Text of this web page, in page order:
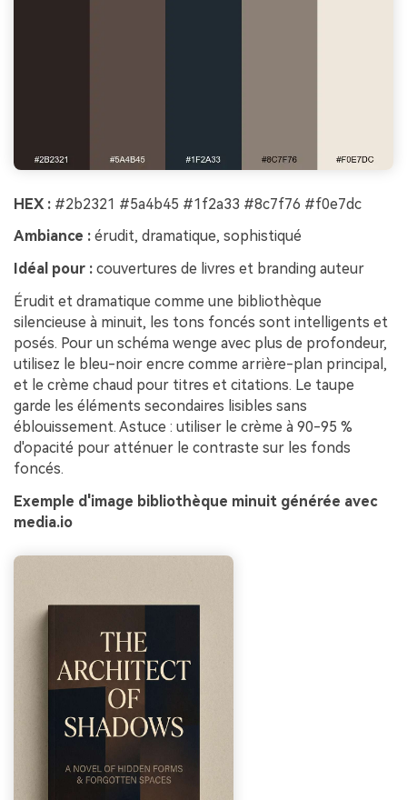
HEX : #2b2321 #5a4b45 #1f2a33 #8c7f76 #f0e7dc
Ambiance : érudit, dramatique, sophistiqué
Idéal pour : couvertures de livres et branding auteur
Érudit et dramatique comme une bibliothèque
silencieuse à minuit, les tons foncés sont intelligents et
posés. Pour un schéma wenge avec plus de profondeur,
utilisez le bleu-noir encre comme arrière-plan principal,
et le crème chaud pour titres et citations. Le taupe
garde les éléments secondaires lisibles sans
éblouissement. Astuce : utiliser le crème à 90-95 %
d'opacité pour atténuer le contraste sur les fonds
foncés.
Exemple d'image bibliothèque minuit générée avec
media.io